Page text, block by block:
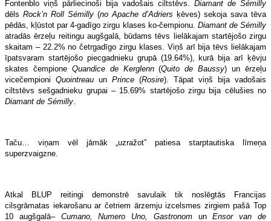
Fontenblo viņš pārliecinoši bija vadošais ciltstēvs. Diamant de Sémilly
dēls Rock’n Roll Sémilly (no Apache d’Adriers ķēves) sekoja sava tēva
pēdās, kļūstot par 4-gadīgo zirgu klases ko-čempionu. Diamant de Sémilly
atradās ērzeļu reitingu augšgalā, būdams tēvs lielākajam startējošo zirgu
skaitam – 22.2% no četrgadīgo zirgu klases. Viņš arī bija tēvs lielākajam
īpatsvaram startējošo piecgadnieku grupā (19.64%), kurā bija arī ķēvju
skates čempione Quandice de Kerglenn(Quito de Baussy) un ērzeļu
vicečempioni Quointreau un Prince (Rosire). Tāpat viņš bija vadošais
ciltstēvs sešgadnieku grupai – 15.69% startējošo zirgu bija cēlušies no
Diamant de Sémilly
Taču… viņam vēl jāmāk „uzražot” patiesa starptautiska līmeņa
superzvaigzne.
Atkal BLUP reitingi demonstrē savulaik tik noslēgtās Francijas
cilsgrāmatas iekarošanu ar četriem ārzemju izcelsmes zirgiem pašā Top
10 augšgalā– Cumano, Numero Uno, GastronomunEnsor van de